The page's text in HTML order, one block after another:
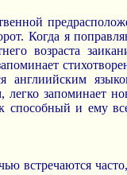
Когда я
возраста
англиийским
легко запоминает
способный и ему
встречаются